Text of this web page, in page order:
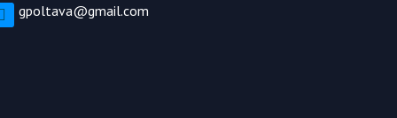
gpoltava@gmail.com